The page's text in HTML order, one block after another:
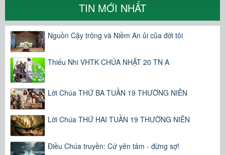
TIN MỚI NHẤT
Nguồn Cậy trông và Niềm An ủi của đời tôi
Thiếu Nhi VHTK CHÚA NHẬT 20 TN A
Lời Chúa THỨ BA TUẦN 19 THƯỜNG NIÊN
Lời Chúa THỨ HAI TUẦN 19 THƯỜNG NIÊN
Điều Chúa truyền: Cứ yên tâm - đừng sợ!